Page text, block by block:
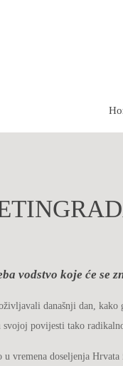
vodstvo koje će se
današnji dan, kako
svojoj povijesti tako
u vremena doseljenja